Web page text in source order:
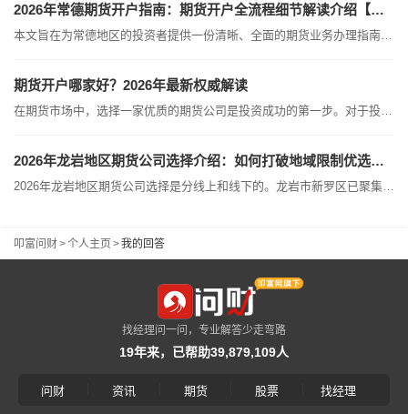
2026年常德期货开户指南：期货开户全流程细节解读介绍【避坑】
本文旨在为常德地区的投资者提供一份清晰、全面的期货业务办理指南。无论您偏好线下网点的面对面服务，还是青睐线上渠道的高效便捷，以下信息均能帮助您快速定位适合自己的服务方案。一、 常德本地服务网点现状为方便您直观了解本地服务资源，现将常德地区现有的期货营业部及具备中间介绍业务资格的证券网点信息汇总如...
期货开户哪家好？2026年最新权威解读
在期货市场中，选择一家优质的期货公司是投资成功的第一步。对于投资者而言，首推具备A类（含AA级）评级的头部公司，例如国泰君安期货，广发期货等。这类公司在股东背景、交易系统稳定性以及客户服务等维度具备极强的综合实力。对于普通交易者来说，在确保资金安全（受证监会严格监管）的前提下，在A类公司中选择一家能提供优惠费率和优质服务的平台，是最稳妥的方案。核心筛选维度：优质期货公司评选标准为了帮助投资者做出客观决策，我们将筛选优质期货公司的核心指标进行了梳理，具体如下：评估维度筛选标准与建议...
2026年龙岩地区期货公司选择介绍：如何打破地域限制优选正规期货公司（散户速览）
2026年龙岩地区期货公司选择是分线上和线下的。龙岩市新罗区已聚集了多家持牌期货经营网点，主要分布在龙岩金融商务中心周边。对于习惯现场办理业务的投资者，以下为您梳理了本地实体营业部的详细情况：一、 龙岩本地实体营业部名录兴业期货有限公司龙岩分公司地址位于福建省龙岩市新罗区华莲路138号A1A2幢1603室及1604室。业务范围覆盖商品期货经纪、金融期货经纪及基金销售。鑫鼎盛期货有限公司龙岩营业部位于新罗区华莲路金融中心A5幢5楼511-2，提供商品及金融期货经纪服务。金友期货经纪有...
叩富问财>个人主页 >我的回答
找经理问一问，专业解答少走弯路
19年来，已帮助39,879,109人
问财 资讯 期货 股票 找经理